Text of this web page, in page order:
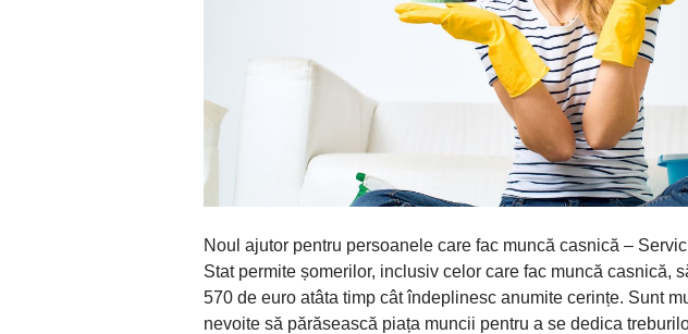
Noul ajutor pentru persoanele care fac muncă casnică –
Stat permite șomerilor, inclusiv celor care fac muncă casnică,
570 de euro atâta timp cât îndeplinesc anumite cerințe. Sunt
nevoite să părăsească piața muncii pentru a se dedica